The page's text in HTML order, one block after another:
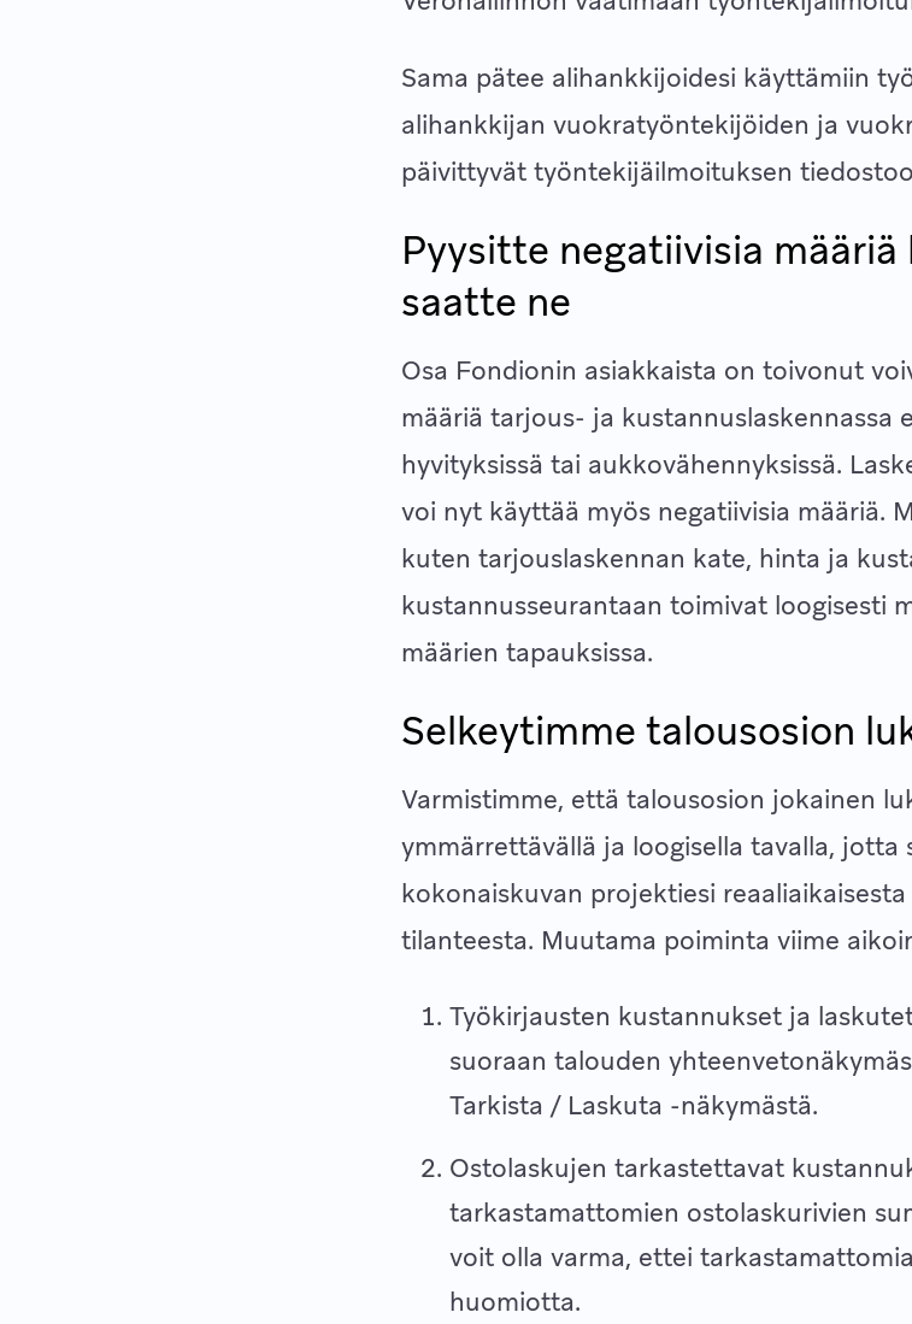
Sama pätee alihankkijoidesi käyttämiin
alihankkijan vuokratyöntekijöiden ja
päivittyvät työntekijäilmoituksen
Pyysitte negatiivisia määriä
saatte ne
Osa Fondionin asiakkaista on toivonut
määriä tarjous- ja kustannuslaskennassa
hyvityksissä tai aukkovähennyksissä.
voi nyt käyttää myös negatiivisia määriä.
kuten tarjouslaskennan kate, hinta ja
kustannusseurantaan toimivat loogisesti
määrien tapauksissa.
Selkeytimme talousosion
Varmistimme, että talousosion jokainen
ymmärrettävällä ja loogisella tavalla, jotta
kokonaiskuvan projektiesi
tilanteesta. Muutama poiminta viime
Työkirjausten kustannukset ja
suoraan talouden
Tarkista / Laskuta -näkymästä.
Ostolaskujen tarkastettavat
tarkastamattomien ostolaskurivien
voit olla varma, ettei
huomiotta.